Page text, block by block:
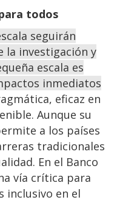
todos
seguirán
la investigación y
escala es
inmediatos
eficaz en
Aunque su
a los países
tradicionales
En el Banco
vía crítica para
inclusivo en el